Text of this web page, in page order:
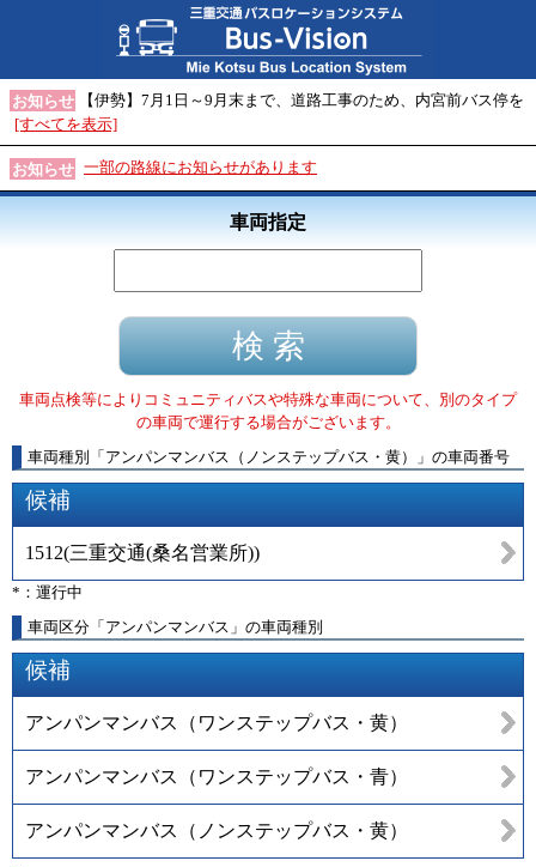
お知らせ
【伊勢】7月1日～9月末まで、道路工事のため、内宮前バス停を
[すべてを表示]
お知らせ 一部の路線にお知らせがあります
車両指定
車両点検等によりコミュニティバスや特殊な車両について、別のタイプ
の車両で運行する場合がございます。
車両種別
「 アンパンマンバス（ノンステップバス・黄） 」 の車両番号
候補
1512(三重交通(桑名営業所))
*：運行中
車両区分「アンパンマンバス」の車両種別
候補
アンパンマンバス（ワンステップバス・黄）
アンパンマンバス（ワンステップバス・青）
アンパンマンバス（ノンステップバス・黄）